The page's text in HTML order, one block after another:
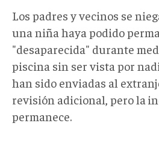
Los padres y vecinos se
una niña haya podido
"desaparecida" durante
piscina sin ser vista por
han sido enviadas al
revisión adicional, pero la
permanece.